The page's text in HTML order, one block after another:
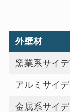
外壁材
窯業系サイ
アルミサイ
金属系サイ